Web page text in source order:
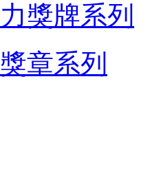
獎牌系列
章系列